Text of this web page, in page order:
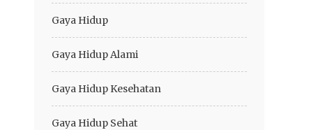
Gaya Hidup
Gaya Hidup Alami
Gaya Hidup Kesehatan
Gaya Hidup Sehat